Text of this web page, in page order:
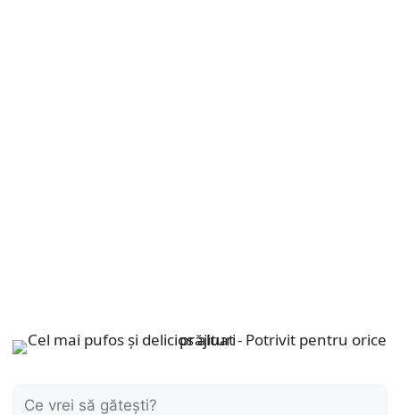
Caută: